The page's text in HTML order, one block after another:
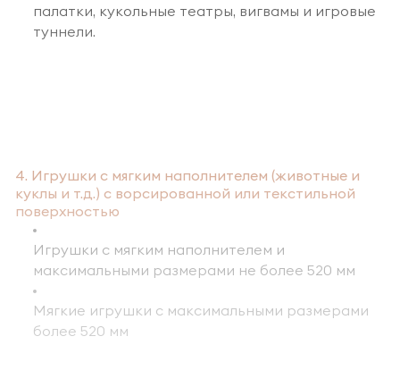
палатки, кукольные театры, вигвамы и игровые
туннели.
4. Игрушки с мягким наполнителем (животные и
куклы и т.д.) с ворсированной или текстильной
поверхностью
Игрушки с мягким наполнителем и
максимальными размерами не более 520 мм
Мягкие игрушки с максимальными размерами
более 520 мм